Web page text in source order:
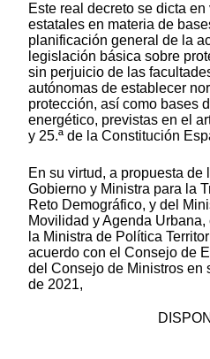
Este real decreto se dicta
estatales en materia de
planificación general de la
legislación básica sobre
sin perjuicio de las
autónomas de establecer
protección, así como bases
energético, previstas en el
y 25.ª de la Constitución
En su virtud, a propuesta de
Gobierno y Ministra para la
Reto Demográfico, y del
Movilidad y Agenda
la Ministra de Política
acuerdo con el Consejo de
del Consejo de Ministros en
de 2021,